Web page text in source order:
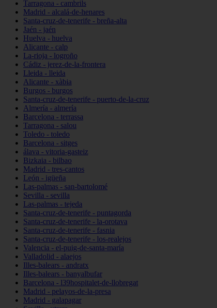
Tarragona - cambrils
Madrid - alcalá-de-henares
Santa-cruz-de-tenerife - breña-alta
Jaén - jaén
Huelva - huelva
Alicante - calp
La-rioja - logroño
Cádiz - jerez-de-la-frontera
Lleida - lleida
Alicante - xàbia
Burgos - burgos
Santa-cruz-de-tenerife - puerto-de-la-cruz
Almería - almería
Barcelona - terrassa
Tarragona - salou
Toledo - toledo
Barcelona - sitges
álava - vitoria-gasteiz
Bizkaia - bilbao
Madrid - tres-cantos
León - igüeña
Las-palmas - san-bartolomé
Sevilla - sevilla
Las-palmas - tejeda
Santa-cruz-de-tenerife - puntagorda
Santa-cruz-de-tenerife - la-orotava
Santa-cruz-de-tenerife - fasnia
Santa-cruz-de-tenerife - los-realejos
Valencia - el-puig-de-santa-maría
Valladolid - alaejos
Illes-balears - andratx
Illes-balears - banyalbufar
Barcelona - l39hospitalet-de-llobregat
Madrid - pelayos-de-la-presa
Madrid - galapagar